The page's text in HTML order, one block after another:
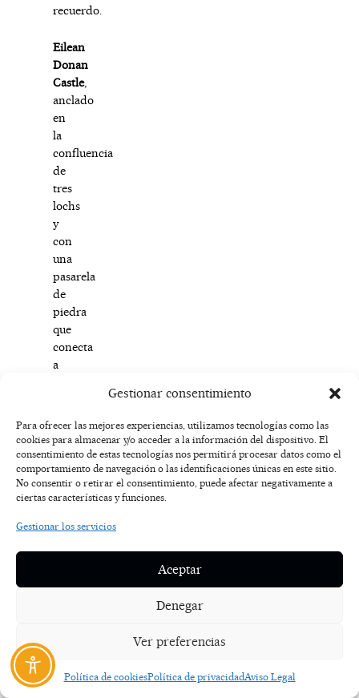
Gestionar consentimiento
Para ofrecer las mejores experiencias, utilizamos tecnologías como las
cookies para almacenar y/o acceder a la información del dispositivo. El
consentimiento de estas tecnologías nos permitirá procesar datos como el
comportamiento de navegación o las identificaciones únicas en este sitio.
No consentir o retirar el consentimiento, puede afectar negativamente a
ciertas características y funciones.
Gestionar los servicios
Aceptar
Denegar
Ver preferencias
Política de cookiesPolítica de privacidadAviso Legal
recuerdo.
Eilean
Donan
Castle,
anclado
en
la
confluencia
de
tres
lochs
y
con
una
pasarela
de
piedra
que
conecta
a
indescriptible
y
que
forma
una
imagen
sus
ángulos.